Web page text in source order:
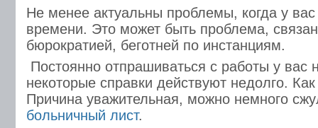
Не менее актуальны проблемы, когда у вас
времени. Это может быть проблема,
бюрократией, беготней по инстанциям.
Постоянно отпрашиваться с работы у вас
некоторые справки действуют недолго.
Причина уважительная, можно немного
больничный лист.